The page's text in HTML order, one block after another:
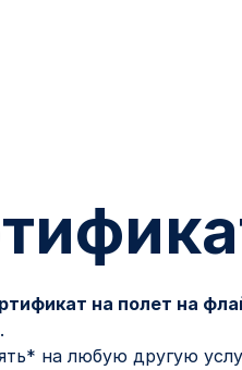
на полет на
на любую другую